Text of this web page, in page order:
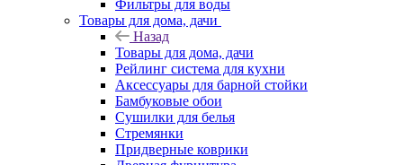
Фильтры для воды
Товары для дома, дачи
Назад
Товары для дома, дачи
Рейлинг система для кухни
Аксессуары для барной стойки
Бамбуковые обои
Сушилки для белья
Стремянки
Придверные коврики